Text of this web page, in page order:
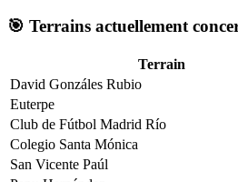
🎯 Terrains actuellement
Terrain
David Gonzáles Rubio
Euterpe
Club de Fútbol Madrid Río
Colegio Santa Mónica
San Vicente Paúl